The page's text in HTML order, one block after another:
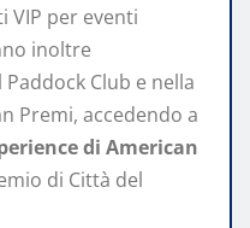
VIP per eventi
inoltre
Club e nella
Premi, accedendo a
di American
di Città del